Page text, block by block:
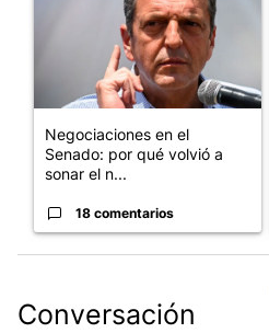
Negociaciones en el
Senado: por qué volvió a
sonar el n...
18 comentarios
Conversación